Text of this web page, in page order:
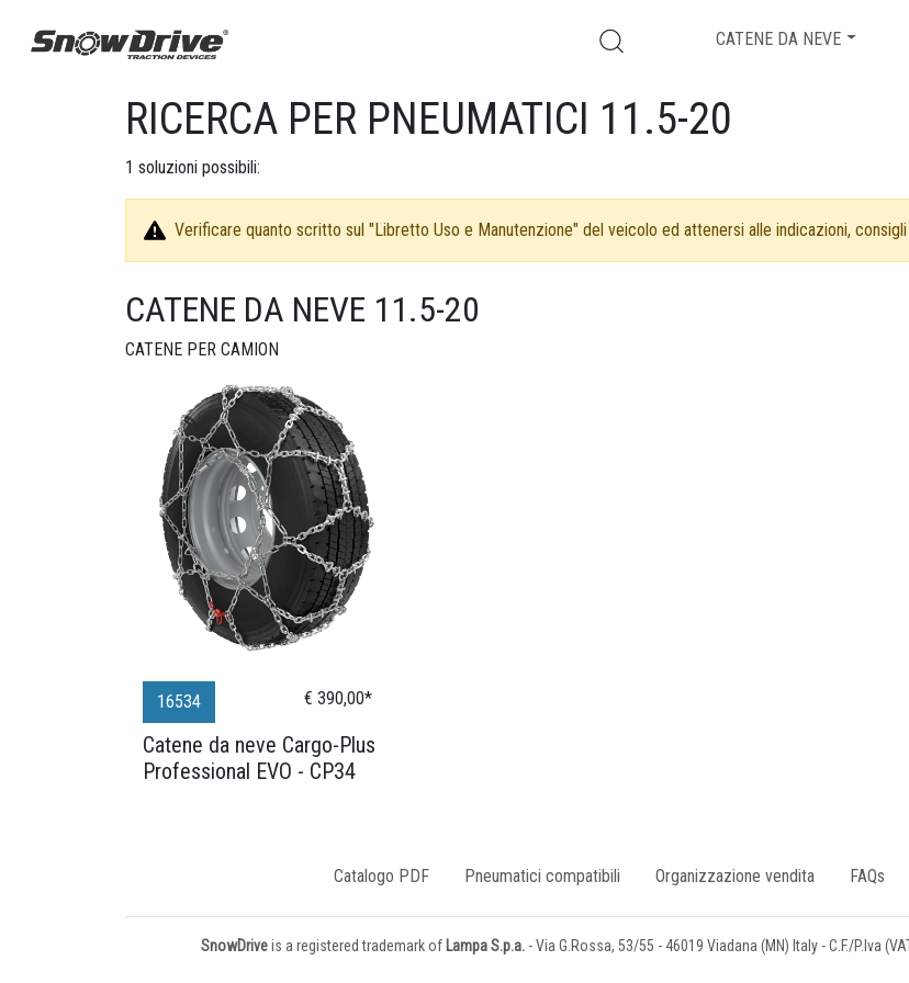
CATENE DA NEVE
RICERCA PER PNEUMATICI 11.5-20
1 soluzioni possibili:
Verificare quanto scritto sul "Libretto Uso e Manutenzione" del veicolo ed attenersi alle indicazioni,
CATENE DA NEVE 11.5-20
CATENE PER CAMION
16534 € 390,00*
Catene da neve Cargo-Plus
Professional EVO - CP34
Catalogo PDF Pneumatici compatibili Organizzazione vendita FAQs
SnowDriveis a registered trademark of Lampa S.p.a. - Via G.Rossa, 53/55 - 46019 Viadana (MN) Italy - C.F./P.Iva